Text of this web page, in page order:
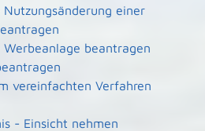
einer
beantragen
vereinfachten Verfahren
- Einsicht nehmen